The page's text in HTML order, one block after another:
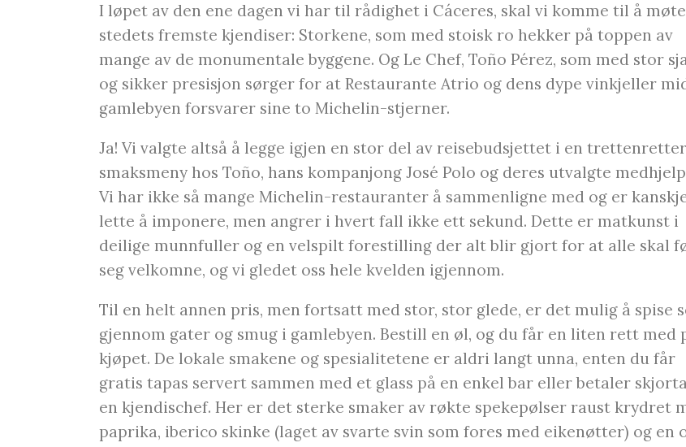
I løpet av den ene dagen vi har til rådighet i Cáceres, skal vi komme til å møte
stedets fremste kjendiser: Storkene, som med stoisk ro hekker på toppen av
mange av de monumentale byggene. Og Le Chef, Toño Pérez, som med stor
og sikker presisjon sørger for at Restaurante Atrio og dens dype vinkjeller
gamlebyen forsvarer sine to Michelin-stjerner.
Ja! Vi valgte altså å legge igjen en stor del av reisebudsjettet i en
smaksmeny hos Toño, hans kompanjong José Polo og deres utvalgte
Vi har ikke så mange Michelin-restauranter å sammenligne med og er
lette å imponere, men angrer i hvert fall ikke ett sekund. Dette er matkunst i
deilige munnfuller og en velspilt forestilling der alt blir gjort for at alle skal
seg velkomne, og vi gledet oss hele kvelden igjennom.
Til en helt annen pris, men fortsatt med stor, stor glede, er det mulig å spise
gjennom gater og smug i gamlebyen. Bestill en øl, og du får en liten rett med
kjøpet. De lokale smakene og spesialitetene er aldri langt unna, enten du får
gratis tapas servert sammen med et glass på en enkel bar eller betaler
en kjendischef. Her er det sterke smaker av røkte spekepølser raust krydret
paprika, iberico skinke (laget av svarte svin som fores med eikenøtter) og en